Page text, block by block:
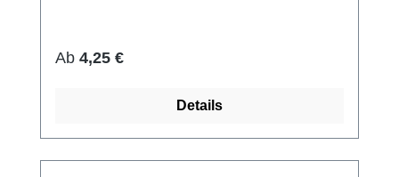
Regulärer Preis:
Ab 4,25 €
Details